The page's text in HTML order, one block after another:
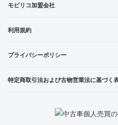
モビリコ加盟会社
利用規約
プライバシーポリシー
特定商取引法および古物営業法に基づく